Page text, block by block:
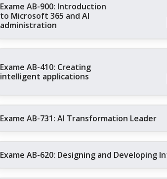
Exame AB-900: Introduction
to Microsoft 365 and AI
administration
Exame AB-410: Creating
intelligent applications
Exame AB-731: AI Transformation Leader
Exame AB-620: Designing and